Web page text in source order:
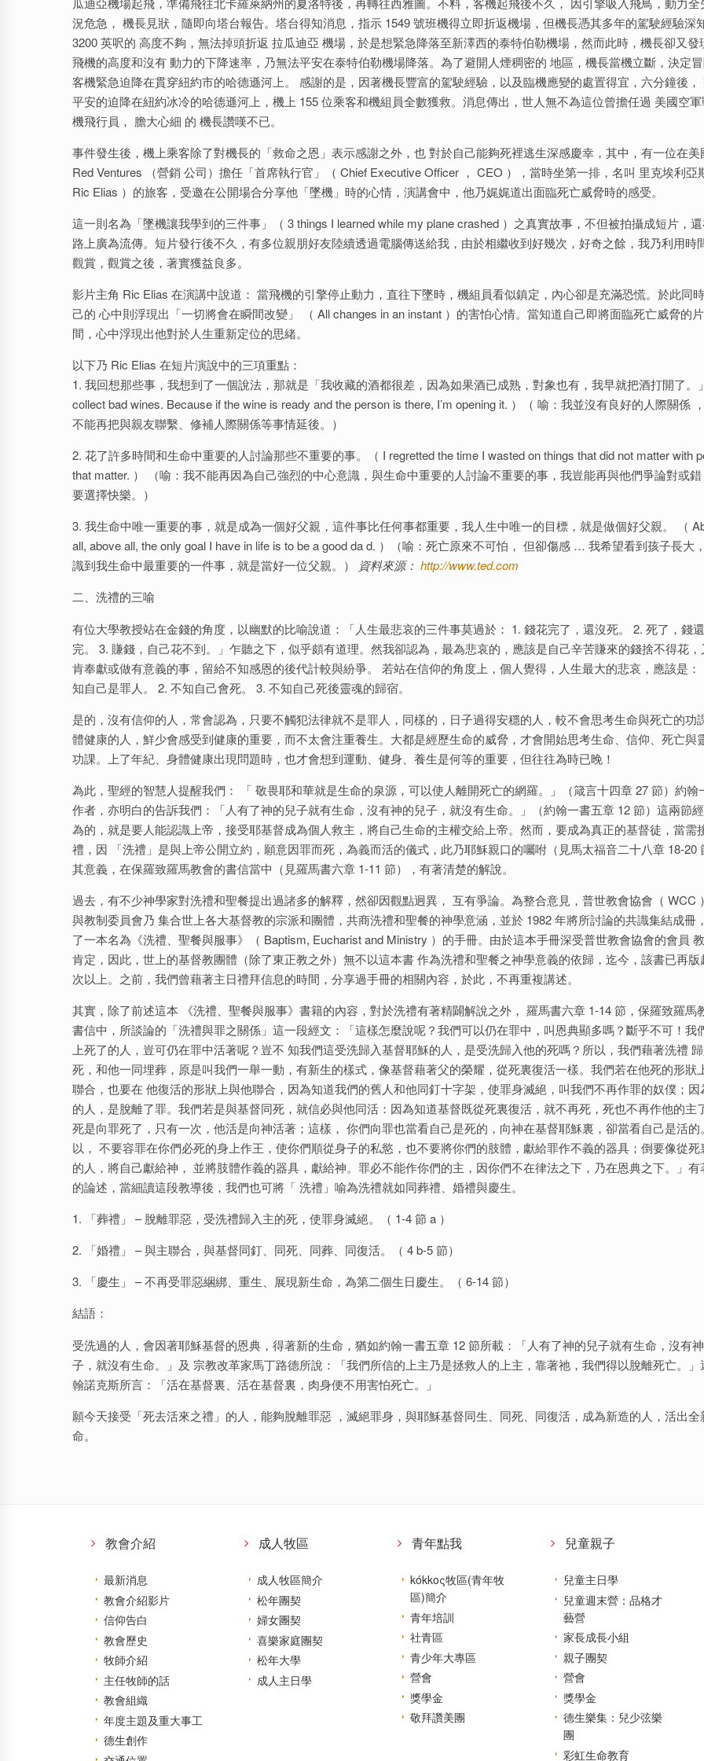
況危急， 機長見狀，隨即向塔台報告。塔台得知消息，指示 1549 號班機得立即折返機場，但機長憑其多年的駕駛經驗深
3200 英呎的 高度不夠，無法掉頭折返 拉瓜迪亞 機場，於是想緊急降落至新澤西的泰特伯勒機場，然而此時，機長卻又發
飛機的高度和沒有 動力的下降速率，乃無法平安在泰特伯勒機場降落。為了避開人煙稠密的 地區，機長當機立斷，決定
客機緊急迫降在貫穿紐約市的哈德遜河上。 感謝的是，因著機長豐富的駕駛經驗，以及臨機應變的處置得宜，六分鐘後，
平安的迫降在紐約冰冷的哈德遜河上，機上 155 位乘客和機組員全數獲救。消息傳出，世人無不為這位曾擔任過 美國空
機飛行員， 膽大心細 的 機長讚嘆不已。
事件發生後，機上乘客除了對機長的「救命之恩」表示感謝之外，也 對於自己能夠死裡逃生深感慶幸，其中，有一位在美
Red Ventures （營銷 公司）擔任「首席執行官」（ Chief Executive Officer ， CEO ），當時坐第一排，名叫 里克埃利亞
Ric Elias ）的旅客，受邀在公開場合分享他「墜機」時的心情，演講會中，他乃娓娓道出面臨死亡威脅時的感受。
這一則名為「墜機讓我學到的三件事」（ 3 things I learned while my plane crashed ）之真實故事，不但被拍攝成短片，
路上廣為流傳。短片發行後不久，有多位親朋好友陸續透過電腦傳送給我，由於相繼收到好幾次，好奇之餘，我乃利用時
觀賞，觀賞之後，著實獲益良多。
影片主角 Ric Elias 在演講中說道： 當飛機的引擎停止動力，直往下墜時，機組員看似鎮定，內心卻是充滿恐慌。於此同
己的 心中則浮現出「一切將會在瞬間改變」 （ All changes in an instant ）的害怕心情。當知道自己即將面臨死亡威脅的
間，心中浮現出他對於人生重新定位的思緒。
以下乃 Ric Elias 在短片演說中的三項重點：
1. 我回想那些事，我想到了一個說法，那就是「我收藏的酒都很差，因為如果酒已成熟，對象也有，我早就把酒打開了。
collect bad wines. Because if the wine is ready and the person is there, I’m opening it. ）（ 喻：我並沒有良好的人際關係
不能再把與親友聯繫、修補人際關係等事情延後。）
2. 花了許多時間和生命中重要的人討論那些不重要的事。（ I regretted the time I wasted on things that did not matter with
that matter. ） （喻：我不能再因為自己強烈的中心意識，與生命中重要的人討論不重要的事，我豈能再與他們爭論對或
要選擇快樂。）
3. 我生命中唯一重要的事，就是成為一個好父親，這件事比任何事都重要，我人生中唯一的目標，就是做個好父親。 （
all, above all, the only goal I have in life is to be a good da d. ）（喻：死亡原來不可怕， 但卻傷感 … 我希望看到孩子長大
識到我生命中最重要的一件事，就是當好一位父親。）
資料來源： http://www.ted.com
二、洗禮的三喻
有位大學教授站在金錢的角度，以幽默的比喻說道：「人生最悲哀的三件事莫過於： 1. 錢花完了，還沒死。 2. 死了，錢
完。 3. 賺錢，自己花不到。」乍聽之下，似乎頗有道理。然我卻認為，最為悲哀的，應該是自己辛苦賺來的錢捨不得花
肯奉獻或做有意義的事，留給不知感恩的後代計較與紛爭。 若站在信仰的角度上，個人覺得，人生最大的悲哀，應該是：
知自己是罪人。 2. 不知自己會死。 3. 不知自己死後靈魂的歸宿。
是的，沒有信仰的人，常會認為，只要不觸犯法律就不是罪人，同樣的，日子過得安穩的人，較不會思考生命與死亡的功
體健康的人，鮮少會感受到健康的重要，而不太會注重養生。大都是經歷生命的威脅，才會開始思考生命、信仰、死亡與
功課。上了年紀、身體健康出現問題時，也才會想到運動、健身、養生是何等的重要，但往往為時已晚！
為此，聖經的智慧人提醒我們： 「 敬畏耶和華就是生命的泉源，可以使人離開死亡的網羅。」（箴言十四章 27 節）約翰
作者，亦明白的告訴我們：「人有了神的兒子就有生命，沒有神的兒子，就沒有生命。」（約翰一書五章 12 節）這兩節
為的，就是要人能認識上帝，接受耶基督成為個人救主，將自己生命的主權交給上帝。然而，要成為真正的基督徒，當需
禮，因 「洗禮」是與上帝公開立約，願意因罪而死，為義而活的儀式，此乃耶穌親口的囑咐（見馬太福音二十八章 18-20
其意義，在保羅致羅馬教會的書信當中（見羅馬書六章 1-11 節），有著清楚的解說。
過去，有不少神學家對洗禮和聖餐提出過諸多的解釋，然卻因觀點迥異， 互有爭論。為整合意見，普世教會協會（ WCC
與教制委員會乃 集合世上各大基督教的宗派和團體，共商洗禮和聖餐的神學意涵，並於 1982 年將所討論的共識集結成冊
了一本名為《洗禮、聖餐與服事》（ Baptism, Eucharist and Ministry ）的手冊。由於這本手冊深受普世教會協會的會員
肯定，因此，世上的基督教團體（除了東正教之外）無不以這本書 作為洗禮和聖餐之神學意義的依歸，迄今，該書已再版
次以上。之前，我們曾藉著主日禮拜信息的時間，分享過手冊的相關內容，於此，不再重複講述。
其實，除了前述這本 《洗禮、聖餐與服事》書籍的內容，對於洗禮有著精闢解說之外， 羅馬書六章 1-14 節，保羅致羅馬
書信中，所談論的「洗禮與罪之關係」這一段經文：「這樣怎麼說呢？我們可以仍在罪中，叫恩典顯多嗎？斷乎不可！我
上死了的人，豈可仍在罪中活著呢？豈不 知我們這受洗歸入基督耶穌的人，是受洗歸入他的死嗎？所以，我們藉著洗禮
死，和他一同埋葬，原是叫我們一舉一動，有新生的樣式，像基督藉著父的榮耀，從死裏復活一樣。我們若在他死的形狀
聯合，也要在 他復活的形狀上與他聯合，因為知道我們的舊人和他同釘十字架，使罪身滅絕，叫我們不再作罪的奴僕；因
的人，是脫離了罪。我們若是與基督同死，就信必與他同活：因為知道基督既從死裏復活，就不再死，死也不再作他的主
死是向罪死了，只有一次，他活是向神活著；這樣， 你們向罪也當看自己是死的，向神在基督耶穌裏，卻當看自己是活的
以， 不要容罪在你們必死的身上作王，使你們順從身子的私慾，也不要將你們的肢體，獻給罪作不義的器具；倒要像從死
的人，將自己獻給神， 並將肢體作義的器具，獻給神。罪必不能作你們的主，因你們不在律法之下，乃在恩典之下。」有
的論述，當細讀這段教導後，我們也可將「 洗禮」喻為洗禮就如同葬禮、婚禮與慶生。
1. 「葬禮」 – 脫離罪惡，受洗禮歸入主的死，使罪身滅絕。（ 1-4 節 a ）
2. 「婚禮」 – 與主聯合，與基督同釘、同死、同葬、同復活。（ 4 b-5 節）
3. 「慶生」 – 不再受罪惡綑綁、重生、展現新生命，為第二個生日慶生。（ 6-14 節）
結語：
受洗過的人，會因著耶穌基督的恩典，得著新的生命，猶如約翰一書五章 12 節所載：「人有了神的兒子就有生命，沒有
子，就沒有生命。」及 宗教改革家馬丁路德所說：「我們所信的上主乃是拯救人的上主，靠著祂，我們得以脫離死亡。」
翰諾克斯所言：「活在基督裏、活在基督裏，肉身便不用害怕死亡。」
願今天接受「死去活來之禮」的人，能夠脫離罪惡 ，滅絕罪身，與耶穌基督同生、同死、同復活，成為新造的人，活出全
命。
教會介紹
最新消息
教會介紹影片
信仰告白
教會歷史
牧師介紹
主任牧師的話
教會組織
年度主題及重大事工
德生創作
成人牧區
成人牧區簡介
松年團契
婦女團契
喜樂家庭團契
松年大學
成人主日學
青年點我
kókkoς牧區(青年牧
區)簡介
青年培訓
社青區
青少年大專區
營會
獎學金
敬拜讚美團
兒童親子
兒童主日學
兒童週末營：品格才
藝營
家長成長小組
親子團契
營會
獎學金
德生樂集：兒少弦樂
團
彩虹生命教育